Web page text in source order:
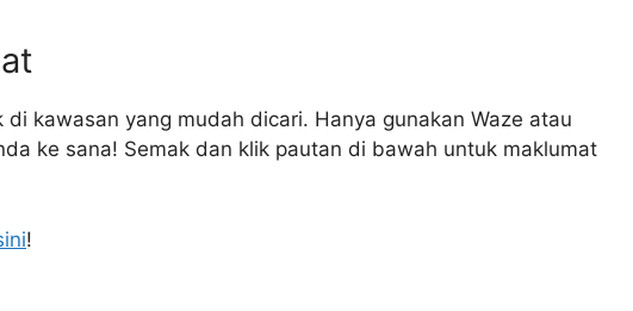
kawasan yang mudah dicari. Hanya gunakan Waze atau
ke sana! Semak dan klik pautan di bawah untuk maklumat
!